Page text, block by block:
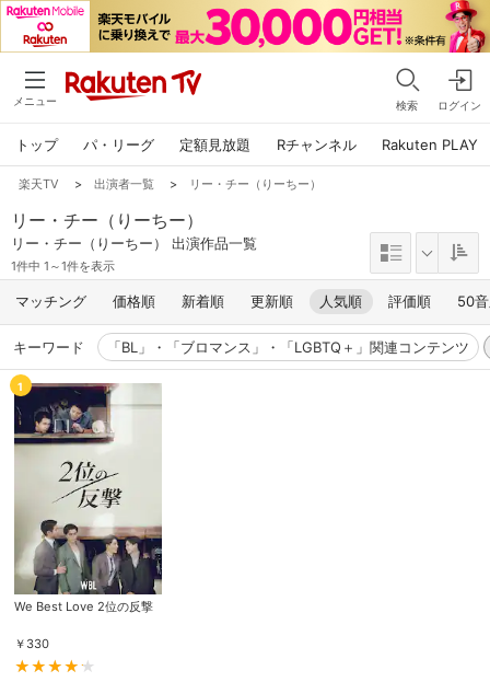
メニュー 検索 ログイン
トップ パ・リーグ 定額見放題 Rチャンネル Rakuten PLAY
楽天TV > 出演者一覧 > リー・チー（りーちー）
リー・チー（りーちー）
リー・チー（りーちー） 出演作品一覧
1件中 1～1件を表示
マッチング 価格順 新着順 更新順 人気順 評価順 50
キーワード 「BL」・「ブロマンス」・「LGBTQ＋」関連コンテンツ
1
We Best Love 2位の反撃
￥ 330